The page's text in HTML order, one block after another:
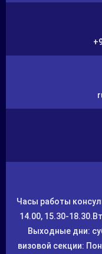
Часы работы
14.00, 15.30-
Выходные дни:
визовой секции: